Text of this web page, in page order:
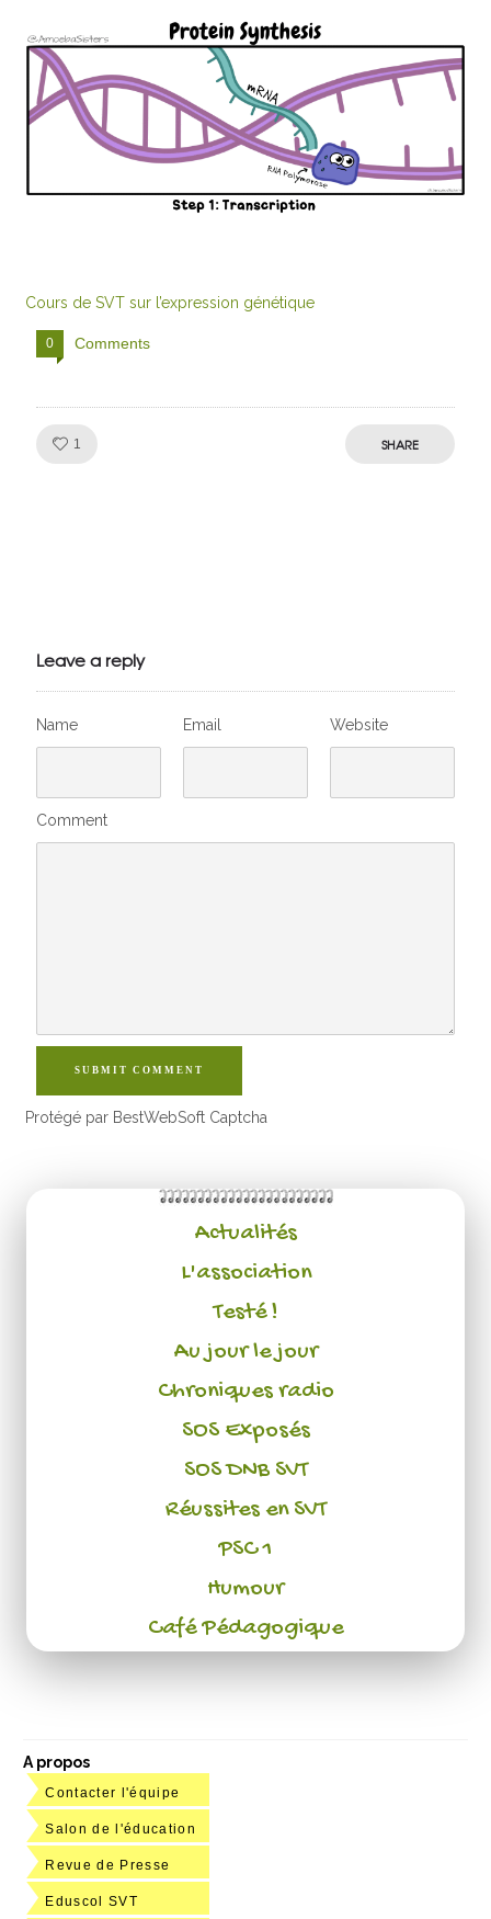
Cours de SVT sur l’expression génétique
0 Comments
1 SHARE
Leave a reply
Name Email Website
Comment
SUBMIT COMMENT
Protégé par BestWebSoft Captcha
Actualités
L'association
Testé !
Au jour le jour
Chroniques radio
SOS Exposés
SOS DNB SVT
Réussites en SVT
PSC 1
Humour
Café Pédagogique
A propos
Contacter l'équipe
Salon de l'éducation
Revue de Presse
Eduscol SVT